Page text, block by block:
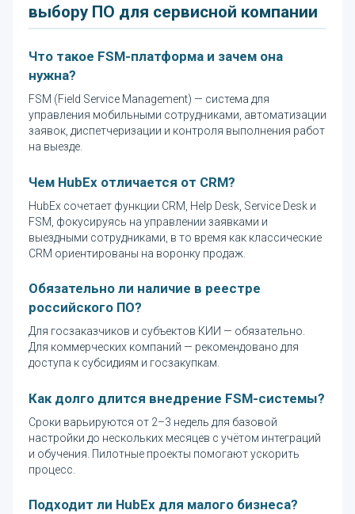
выбору ПО для сервисной компании
Что такое FSM-платформа и зачем она
нужна?
FSM (Field Service Management) — система для
управления мобильными сотрудниками, автоматизации
заявок, диспетчеризации и контроля выполнения работ
на выезде.
Чем HubEx отличается от CRM?
HubEx сочетает функции CRM, Help Desk, Service Desk и
FSM, фокусируясь на управлении заявками и
выездными сотрудниками, в то время как классические
CRM ориентированы на воронку продаж.
Обязательно ли наличие в реестре
российского ПО?
Для госзаказчиков и субъектов КИИ — обязательно.
Для коммерческих компаний — рекомендовано для
доступа к субсидиям и госзакупкам.
Как долго длится внедрение FSM-системы?
Сроки варьируются от 2–3 недель для базовой
настройки до нескольких месяцев с учётом интеграций
и обучения. Пилотные проекты помогают ускорить
процесс.
Подходит ли HubEx для малого бизнеса?